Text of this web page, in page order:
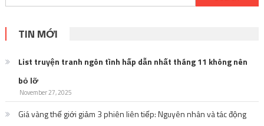
for:
TIN MỚI
List truyện tranh ngôn tình hấp dẫn nhất tháng 11 không nên
bỏ lỡ
November 27, 2025
Giá vàng thế giới giảm 3 phiên liên tiếp: Nguyên nhân và tác động